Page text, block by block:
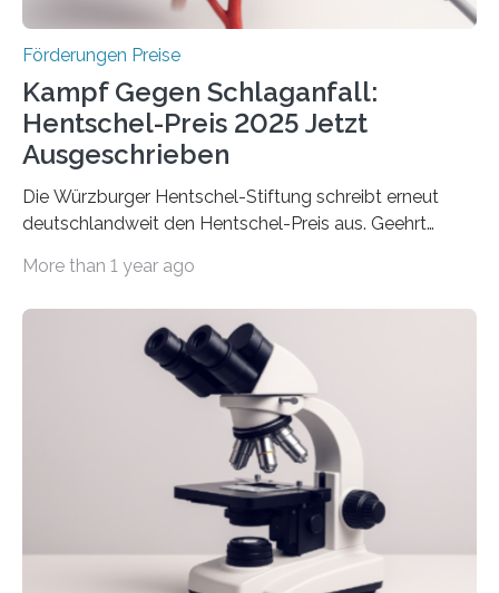
Förderungen Preise
Kampf Gegen Schlaganfall:
Hentschel-Preis 2025 Jetzt
Ausgeschrieben
Die Würzburger Hentschel-Stiftung schreibt erneut
deutschlandweit den Hentschel-Preis aus. Geehrt
hochrangige wissenschaftliche Publikation zum Thema
Schlaganfall“ mit Sitz in Würzburg fördert die
Schlaganfallforschung, um die Behandlung der
Betroffenen zu verbessern. Dazu schreibt sie auch in
diesem Jahr wieder deutschlandweit den Hentschel-
Preis aus. Er richtet sich gezielt an jüngere
Forscherinnen und Forscher unter 40 Jahren. Geehrt
werden soll eine herausragende Doktorarbeit oder eine
hochrangige wissenschaftliche Publikation zum Thema
More than 1 year ago